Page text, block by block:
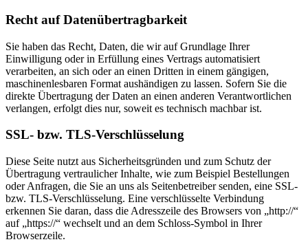
Recht auf Daten­übertrag­barkeit
Sie haben das Recht, Daten, die wir auf Grundlage Ihrer
Einwilligung oder in Erfüllung eines Vertrags automatisiert
verarbeiten, an sich oder an einen Dritten in einem gängigen,
maschinenlesbaren Format aushändigen zu lassen. Sofern Sie die
direkte Übertragung der Daten an einen anderen Verantwortlichen
verlangen, erfolgt dies nur, soweit es technisch machbar ist.
SSL- bzw. TLS-Verschlüsselung
Diese Seite nutzt aus Sicherheitsgründen und zum Schutz der
Übertragung vertraulicher Inhalte, wie zum Beispiel Bestellungen
oder Anfragen, die Sie an uns als Seitenbetreiber senden, eine SSL-
bzw. TLS-Verschlüsselung. Eine verschlüsselte Verbindung
erkennen Sie daran, dass die Adresszeile des Browsers von „http://“
auf „https://“ wechselt und an dem Schloss-Symbol in Ihrer
Browserzeile.